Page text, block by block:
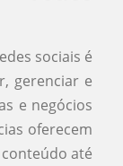
sociais é
gerenciar e
e negócios
oferecem
até